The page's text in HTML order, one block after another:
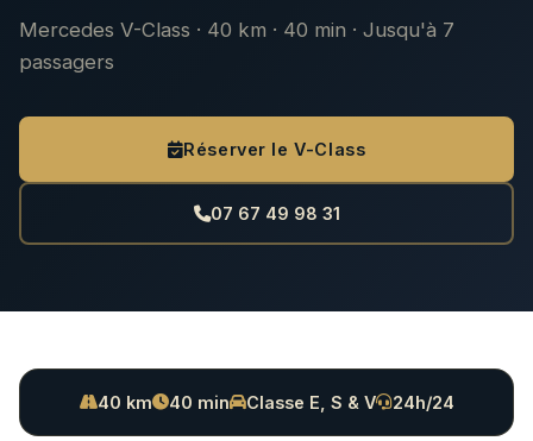
Mercedes V-Class · 40 km · 40 min · Jusqu'à 7
passagers
Réserver le V-Class
07 67 49 98 31
40 km 40 min Classe E, S & V 24h/24